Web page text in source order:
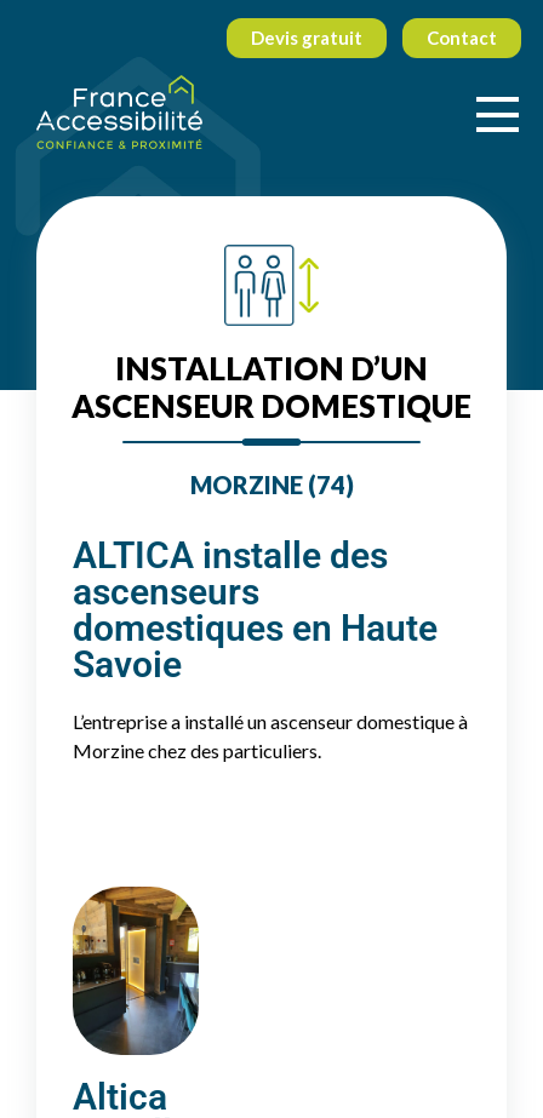
Devis gratuit Contact
INSTALLATION D’UN
ASCENSEUR DOMESTIQUE
MORZINE (74)
ALTICA installe des
ascenseurs
domestiques en Haute
Savoie
L’entreprise a installé un ascenseur domestique à
Morzine chez des particuliers.
Altica